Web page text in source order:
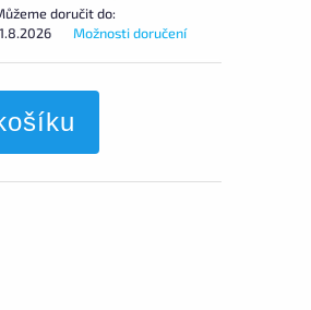
doručit do:
Možnosti doručení